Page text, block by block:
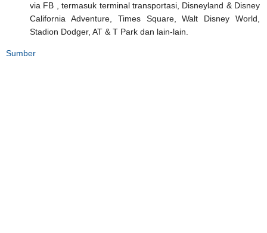
via FB , termasuk terminal transportasi, Disneyland & Disney
California Adventure, Times Square, Walt Disney World,
Stadion Dodger, AT & T Park dan lain-lain.
Sumber